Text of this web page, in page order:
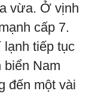
vừa. Ở vịnh
cấp 7.
lạnh tiếp tục
biển Nam
đến một vài